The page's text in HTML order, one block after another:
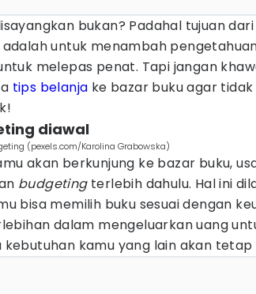
bukan? Padahal tujuan
untuk menambah
melepas penat. Tapi jangan
tips belanja ke bazar buku agar
diawal
(pexels.com/Karolina Grabowska)
akan berkunjung ke bazar buku,
budgetingterlebih dahulu. Hal ini
bisa memilih buku sesuai dengan
dalam mengeluarkan uang
kebutuhan kamu yang lain akan